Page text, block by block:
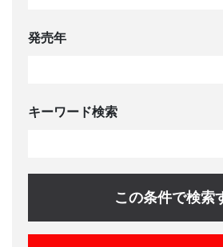
発売年
キーワード検索
この条件で検索